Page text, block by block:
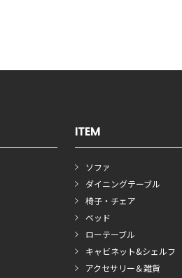
ITEM
ソファ
ダイニングテーブル
椅子・チェア
ベッド
ローテーブル
キャビネット&シェルフ
アクセサリー＆雑貨